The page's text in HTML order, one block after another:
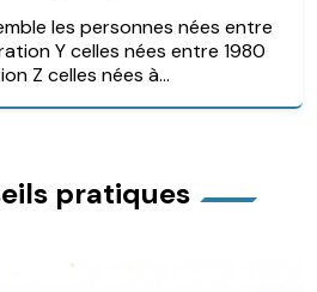
les personnes nées entre
Y celles nées entre 1980
Z celles nées à...
pratiques